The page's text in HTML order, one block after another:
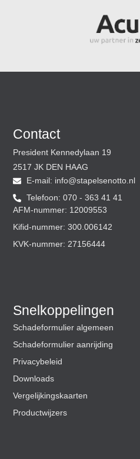
Contact
President Kennedylaan 19
2517 JK DEN HAAG
E-mail:
ln.ottoneslepats
@ofni
Telefoon: 070 - 363 41 41
AFM-nummer: 12009553
Kifid-nummer: 300.006142
KVK-nummer: 27156444
Snelkoppelingen
Schadeformulier algemeen
Schadeformulier aanrijding
Privacybeleid
Downloads
Vergelijkingskaarten
Productwijzers